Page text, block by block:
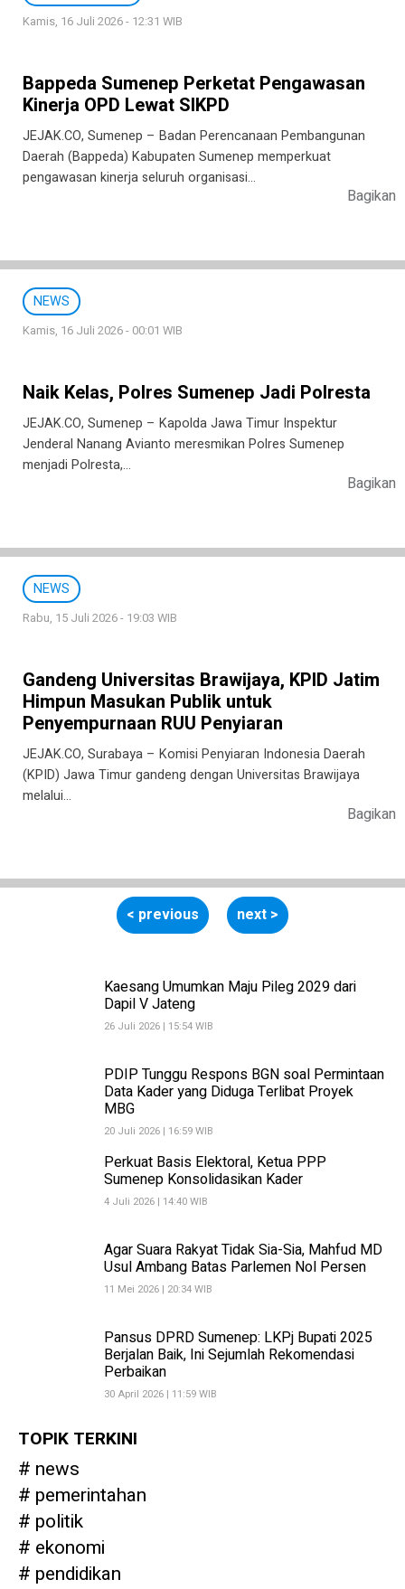
Kaesang Umumkan Maju Pileg 2029 dari
Dapil V Jateng
26 Juli 2026 | 15:54 WIB
PDIP Tunggu Respons BGN soal Permintaan
Data Kader yang Diduga Terlibat Proyek
MBG
20 Juli 2026 | 16:59 WIB
Perkuat Basis Elektoral, Ketua PPP
Sumenep Konsolidasikan Kader
4 Juli 2026 | 14:40 WIB
Agar Suara Rakyat Tidak Sia-Sia, Mahfud MD
Usul Ambang Batas Parlemen Nol Persen
11 Mei 2026 | 20:34 WIB
Pansus DPRD Sumenep: LKPj Bupati 2025
Berjalan Baik, Ini Sejumlah Rekomendasi
Perbaikan
30 April 2026 | 11:59 WIB
TOPIK TERKINI
news
pemerintahan
politik
ekonomi
pendidikan
Kamis, 16 Juli 2026 - 12:31 WIB
Bappeda Sumenep Perketat Pengawasan
Kinerja OPD Lewat SIKPD
JEJAK.CO, Sumenep – Badan Perencanaan Pembangunan
Daerah (Bappeda) Kabupaten Sumenep memperkuat
pengawasan kinerja seluruh organisasi…
Bagikan
NEWS
Kamis, 16 Juli 2026 - 00:01 WIB
Naik Kelas, Polres Sumenep Jadi Polresta
JEJAK.CO, Sumenep – Kapolda Jawa Timur Inspektur
Jenderal Nanang Avianto meresmikan Polres Sumenep
menjadi Polresta,…
Bagikan
NEWS
Rabu, 15 Juli 2026 - 19:03 WIB
Gandeng Universitas Brawijaya, KPID Jatim
Himpun Masukan Publik untuk
Penyempurnaan RUU Penyiaran
JEJAK.CO, Surabaya – Komisi Penyiaran Indonesia Daerah
(KPID) Jawa Timur gandeng dengan Universitas Brawijaya
melalui…
Bagikan
< previous next >